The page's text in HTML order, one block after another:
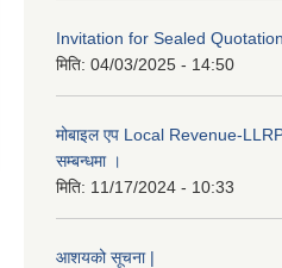
Invitation for Sealed Quotation.
मिति: 04/03/2025 - 14:50
मोबाइल एप Local Revenue-
सम्बन्धमा ।
मिति: 11/17/2024 - 10:33
आशयको सूचना |